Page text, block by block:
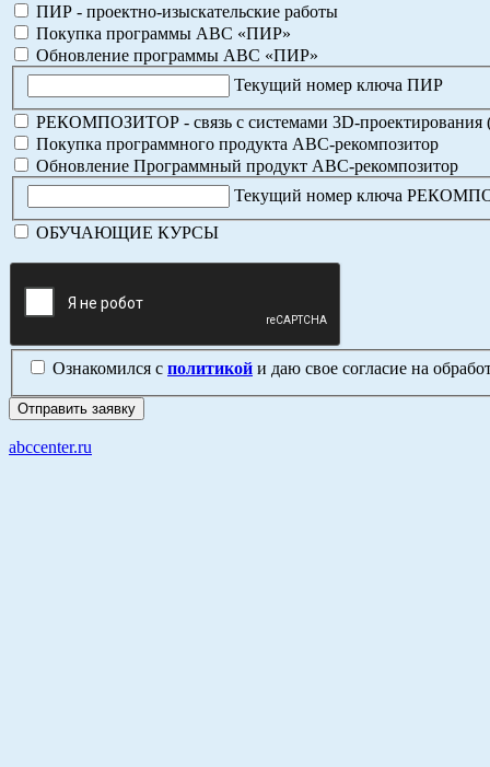
ПИР - проектно-изыскательские работы
Покупка программы АВС «ПИР»
Обновление программы АВС «ПИР»
Текущий номер ключа ПИР
РЕКОМПОЗИТОР - связь с системами 3D-проектирования
Покупка программного продукта АВС-рекомпозитор
Обновление Программный продукт АВС-рекомпозитор
Текущий номер ключа
ОБУЧАЮЩИЕ КУРСЫ
Ознакомился с политикой и даю свое согласие на
abccenter.ru